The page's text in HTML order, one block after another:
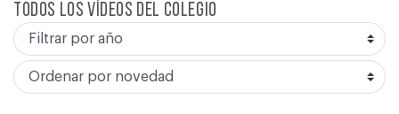
Todos los vídeos del colegio